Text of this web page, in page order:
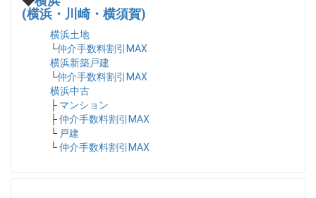
(横浜・川崎・横須賀)
横浜土地
└仲介手数料割引MAX
横浜新築戸建
└仲介手数料割引MAX
横浜中古
├ マンション
├仲介手数料割引MAX
└ 戸建
└仲介手数料割引MAX